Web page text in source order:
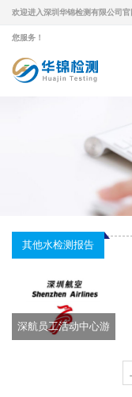
欢迎进入深圳华锦检测有限公司
您服务！
其他水检测报告
深航员工活动中心游